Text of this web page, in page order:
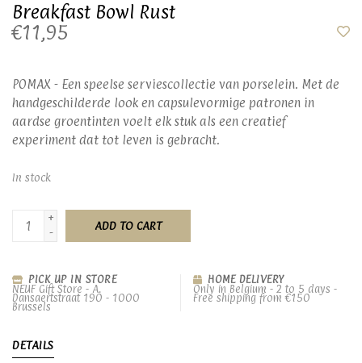
Breakfast Bowl Rust
€11,95
POMAX - Een speelse serviescollectie van porselein. Met de
handgeschilderde look en capsulevormige patronen in
aardse groentinten voelt elk stuk als een creatief
experiment dat tot leven is gebracht.
In stock
+
-
ADD TO CART
PICK UP IN STORE
NEUF Gift Store - A.
Dansaertstraat 190 - 1000
Brussels
HOME DELIVERY
Only in Belgium - 2 to 5 days -
Free shipping from €150
DETAILS